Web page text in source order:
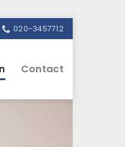
020-3457712
Contact